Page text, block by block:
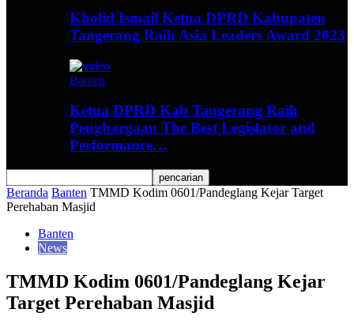
Kholid Ismail Ketua DPRD Kabupaten
Tangerang Raih Asia Leaders Award 2023
Banten
Ketua DPRD Kab Tangerang Raih
Penghargaan The Best Legislator and
Performance…
Beranda Banten TMMD Kodim 0601/Pandeglang Kejar Target
Perehaban Masjid
Banten
News
TMMD Kodim 0601/Pandeglang Kejar
Target Perehaban Masjid